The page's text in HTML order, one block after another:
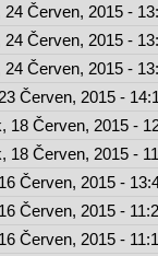
24 Červen, 2015 -
24 Červen, 2015 -
24 Červen, 2015 -
Červen, 2015 -
18 Červen, 2015 -
18 Červen, 2015 -
Červen, 2015 -
Červen, 2015 -
Červen, 2015 -